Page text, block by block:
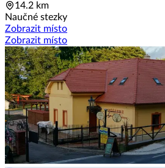
14.2 km
Naučné stezky
Zobrazit místo
Zobrazit místo